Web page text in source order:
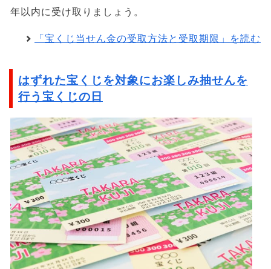
年以内に受け取りましょう。
「宝くじ当せん金の受取方法と受取期限」を読む
はずれた宝くじを対象にお楽しみ抽せんを
行う宝くじの日